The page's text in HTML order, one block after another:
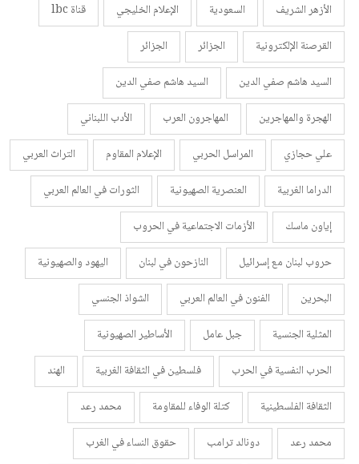
الأزهر الشريف
السعودية الإعلام الخليجي
قناة lbc
القرصنة الإلكترونية
الجزائر
الجزائر
السيد هاشم صفي الدين
السيد هاشم صفي الدين
الهجرة والمهاجرين
المهاجرون العرب
الأدب اللبناني
علي حجازي
المراسل الحربي الإعلام المقاوم
التراث العربي
الدراما الغربية
العنصرية الصهيونية
الثورات في العالم العربي
إياون ماسك
الأزمات الاجتماعية في الحروب
حروب لبنان مع إسرائيل
النازحون في لبنان
اليهود والصهيونية
البحرين
الفنون في العالم العربي
الشواذ الجنسي
المثلية الجنسية
جبل عامل
الأساطير الصهيونية
الحرب النفسية في الحرب
فلسطين في الثقافة الغربية
الهند
الثقافة الفلسطينية
كتلة الوفاء للمقاومة
محمد رعد
محمد رعد
دونالد ترامب
حقوق النساء في الغرب